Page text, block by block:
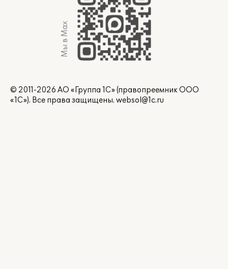
Мы в Max
© 2011-2026 АО «Группа 1С» (правопреемник ООО
«1С»). Все права защищены. websol@1c.ru